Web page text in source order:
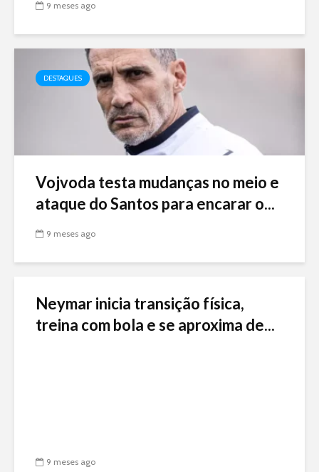
9 meses ago
DESTAQUES
Vojvoda testa mudanças no meio e
ataque do Santos para encarar o...
9 meses ago
Neymar inicia transição física,
treina com bola e se aproxima de...
9 meses ago